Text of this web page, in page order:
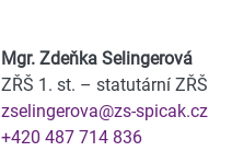
Mgr. Zdeňka Selingerová
ZŘŠ 1. st. – statutární ZŘŠ
zselingerova@zs-spicak.cz
+420 487 714 836